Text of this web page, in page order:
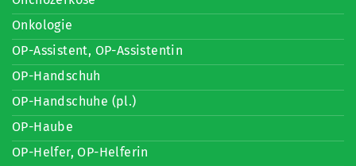
Onkologie
OP-Assistent, OP-Assistentin
OP-Handschuh
OP-Handschuhe (pl.)
OP-Haube
OP-Helfer, OP-Helferin